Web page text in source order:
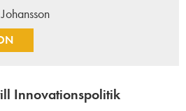
Innovationspolitik